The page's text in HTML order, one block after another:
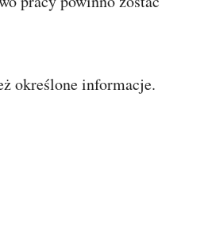
określone informacje.